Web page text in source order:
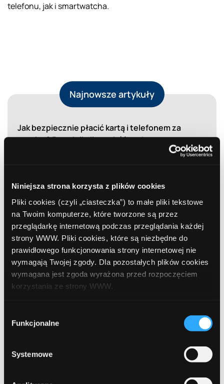
Niniejsza strona korzysta z plików cookies
Pliki cookies (czyli „ciasteczka”) to małe pliki tekstowe
na Twoim komputerze, które tworzone są przez
przeglądarkę internetową podczas przeglądania każdej
strony WWW. Pliki cookies, które są niezbędne do
prawidłowego funkcjonowania strony internetowej nie
wymagają Twojej zgody. Dla pozostałych plików cookies
wymagana jest zgoda wyrażona przed rozpoczęciem
korzystania ze strony WWW.
formy korzystania z plików cookies. Więcej:
Polityka
zgody
Funkcjonalne
Systemowe
telefonu, jak i smartwatcha.
Najnowsze artykuły
Jak bezpiecznie płacić kartą i telefonem za
granicą? Poradnik dla podróżnych
Limit w koncie. Wygodne wsparcie czy
kosztowna pułapka?
Bezpieczna bankowość internetowa. Jak chronić
swoje pieniądze i dane?
EKUZ bez tajemnic. Co to jest? I dlaczego warto
mieć ją przed wakacjami?
Podróżuj z głową. Najlepsze oferty banków dla